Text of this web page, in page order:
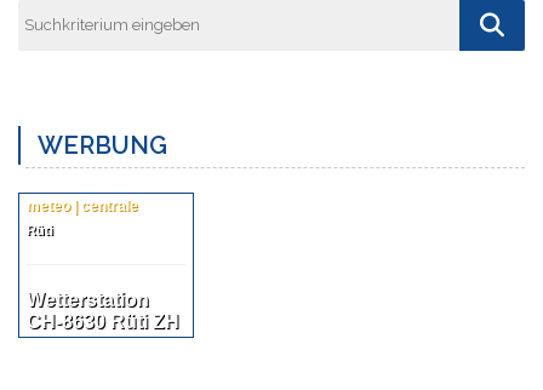
WERBUNG
meteo | centrale
Rüti
Wetterstation
CH-8630 Rüti ZH